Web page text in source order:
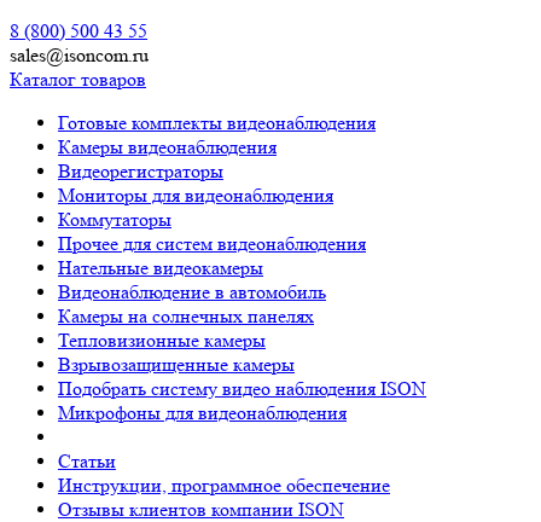
8 (800) 500 43 55
sales@isoncom.ru
Каталог товаров
Готовые комплекты видеонаблюдения
Камеры видеонаблюдения
Видеорегистраторы
Мониторы для видеонаблюдения
Коммутаторы
Прочее для систем видеонаблюдения
Нательные видеокамеры
Видеонаблюдение в автомобиль
Камеры на солнечных панелях
Тепловизионные камеры
Взрывозащищенные камеры
Подобрать систему видео наблюдения ISON
Микрофоны для видеонаблюдения
Статьи
Инструкции, программное обеспечение
Отзывы клиентов компании ISON